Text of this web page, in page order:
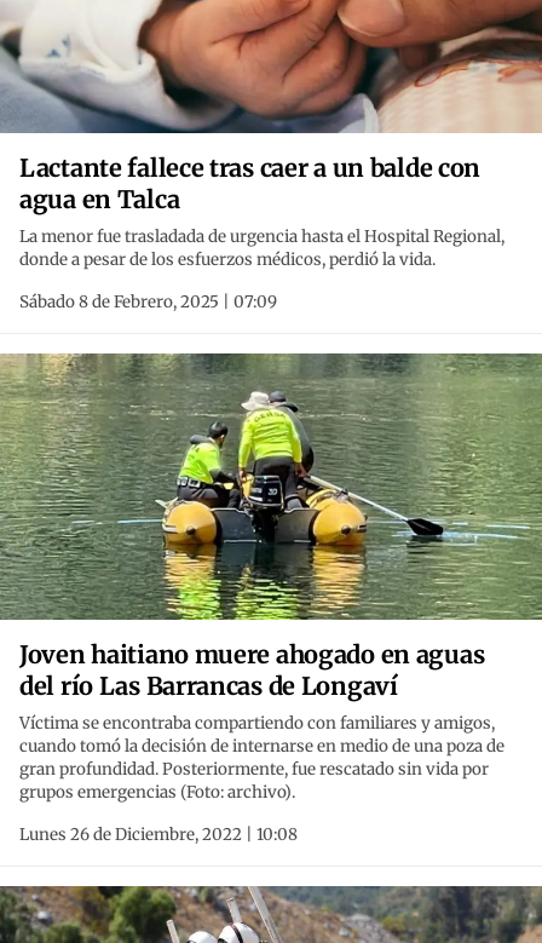
Lactante fallece tras caer a un balde con
agua en Talca
La menor fue trasladada de urgencia hasta el Hospital Regional,
donde a pesar de los esfuerzos médicos, perdió la vida.
Sábado 8 de Febrero, 2025 | 07:09
Joven haitiano muere ahogado en aguas
del río Las Barrancas de Longaví
Víctima se encontraba compartiendo con familiares y amigos,
cuando tomó la decisión de internarse en medio de una poza de
gran profundidad. Posteriormente, fue rescatado sin vida por
grupos emergencias (Foto: archivo).
Lunes 26 de Diciembre, 2022 | 10:08